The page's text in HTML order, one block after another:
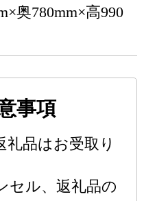
奥780mm×高990
事項
礼品はお受取り
セル、返礼品の